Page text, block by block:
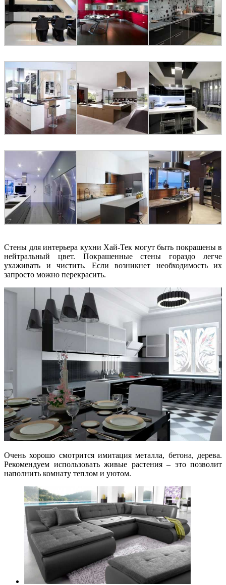
Стены для интерьера кухни Хай-Тек могут быть покрашены в
нейтральный цвет. Покрашенные стены гораздо легче
ухаживать и чистить. Если возникнет необходимость их
запросто можно перекрасить.
Очень хорошо смотрится имитация металла, бетона, дерева.
Рекомендуем использовать живые растения – это позволит
наполнить комнату теплом и уютом.